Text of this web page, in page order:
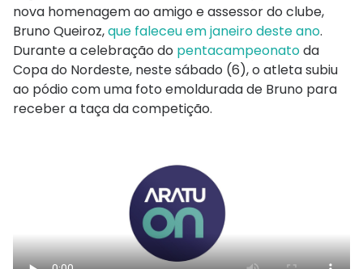
nova homenagem ao amigo e assessor do clube,
Bruno Queiroz,que faleceu em janeiro deste ano.
Durante a celebração do pentacampeonatoda
Copa do Nordeste, neste sábado (6), o atleta subiu
ao pódio com uma foto emoldurada de Bruno para
receber a taça da competição.